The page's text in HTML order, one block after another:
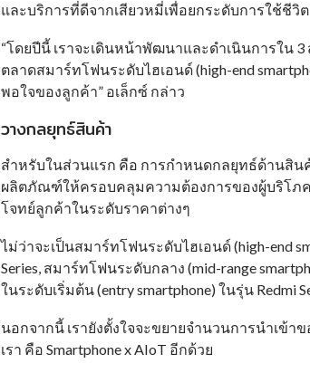
และบริการที่ดีจากเสียวหมี่เพื่อยกระดับการใช้ชีวิ
“โดยปีนี้ เราจะเดินหน้าพัฒนาและดำเนินการใน
ตลาดสมาร์ทโฟนระดับไฮเอนด์ (high-end
พอใจของลูกค้า” อเล็กซ์ กล่าว
วางกลยุทธ์สินค้า
สำหรับในส่วนแรก คือ การกำหนดกลยุทธ์ด้านสิน
ผลิตภัณฑ์ให้ครอบคลุมความต้องการของผู้บริโภ
โจทย์ลูกค้าในระดับราคาต่างๆ
ไม่ว่าจะเป็นสมาร์ทโฟนระดับไฮเอนด์ (high-end
Series, สมาร์ทโฟนระดับกลาง (mid-range
ในระดับเริ่มต้น (entry smartphone) ในรุ่น Redmi
นอกจากนี้ เรายังตั้งใจจะขยายจำนวนการนำเข้
เรา คือ Smartphone x AIoT อีกด้วย